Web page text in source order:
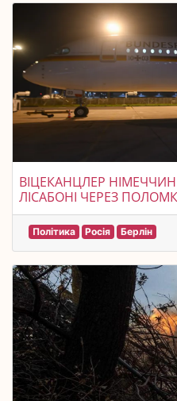
ВІЦЕКАНЦЛЕР
ЛІСАБОНІ ЧЕРЕЗ
Політика Росія Берлін